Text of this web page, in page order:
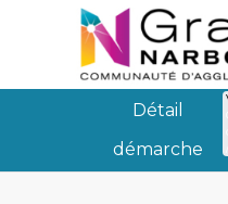
Détail
démarche